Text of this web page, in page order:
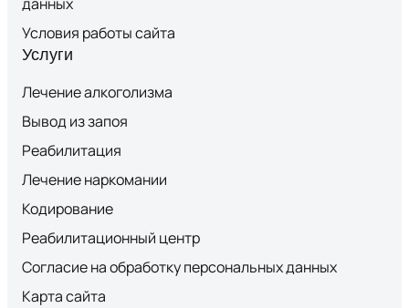
Условия работы сайта
Услуги
Лечение алкоголизма
Вывод из запоя
Реабилитация
Лечение наркомании
Кодирование
Реабилитационный центр
Согласие на обработку персональных данных
Карта сайта